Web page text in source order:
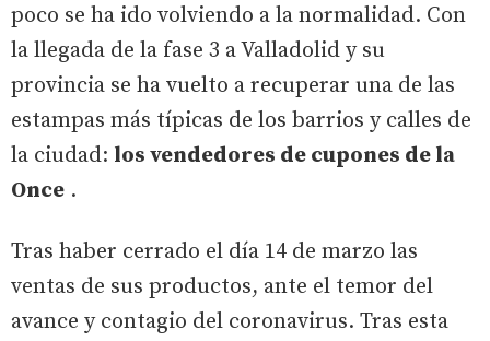
poco se ha ido volviendo a la normalidad. Con
la llegada de la fase 3 a Valladolid y su
provincia se ha vuelto a recuperar una de las
estampas más típicas de los barrios y calles de
la ciudad: los vendedores de cupones de la
Once .
Tras haber cerrado el día 14 de marzo las
ventas de sus productos, ante el temor del
avance y contagio del coronavirus. Tras esta